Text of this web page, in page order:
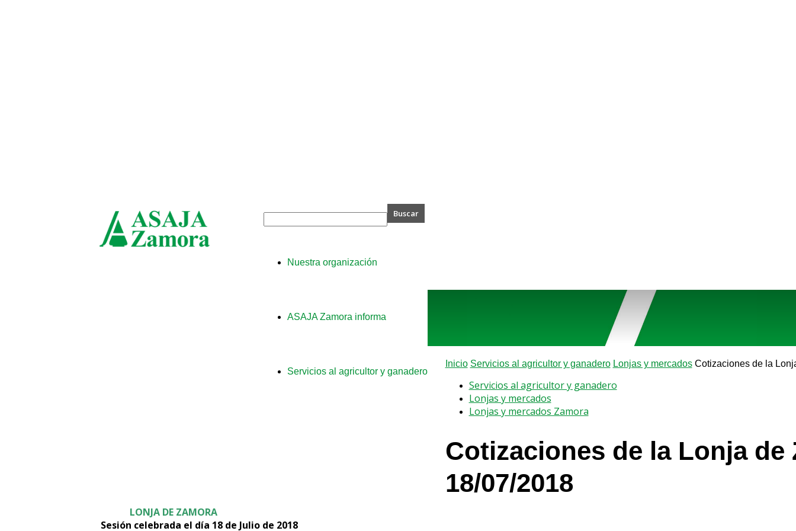
Nuestra organización
ASAJA Zamora informa
Servicios al agricultor y ganadero
Inicio Servicios al agricultor y ganadero Lonjas y mercados Cotizaciones de la
Servicios al agricultor y ganadero
Lonjas y mercados
Lonjas y mercados Zamora
Cotizaciones de la Lonja de
18/07/2018
LONJA DE ZAMORA
Sesión celebrada el día 18 de Julio de 2018